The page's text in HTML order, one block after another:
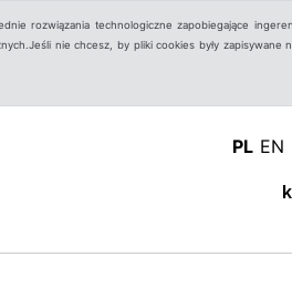
rozwiązania technologiczne zapobiegające
nie chcesz, by pliki cookies były zapisywane
PL EN